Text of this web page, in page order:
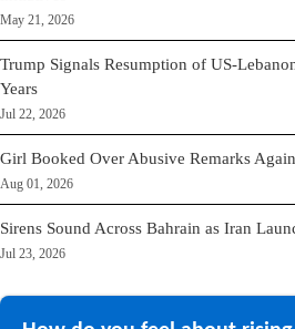
May 21, 2026
Trump Signals Resumption of US-
Years
Jul 22, 2026
Girl Booked Over Abusive Remarks
Aug 01, 2026
Sirens Sound Across Bahrain as Iran
Jul 23, 2026